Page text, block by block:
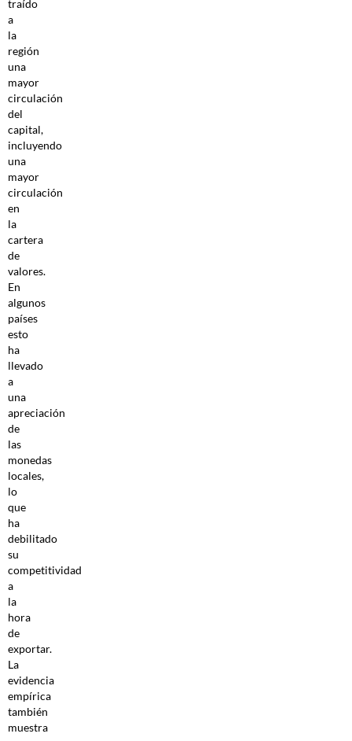
traído
a
la
región
una
mayor
circulación
del
capital,
incluyendo
una
mayor
circulación
en
la
cartera
de
valores.
En
algunos
países
esto
ha
llevado
a
una
apreciación
de
las
monedas
locales,
lo
que
ha
debilitado
su
competitividad
a
la
hora
de
exportar.
La
evidencia
empírica
también
muestra